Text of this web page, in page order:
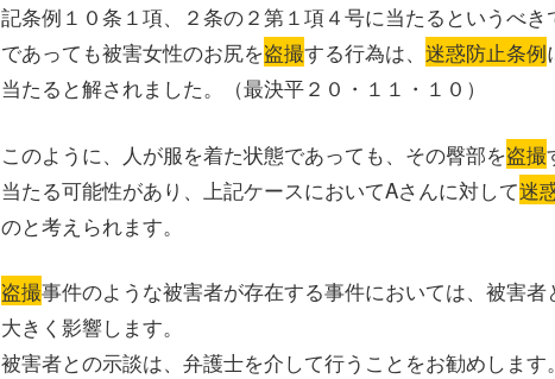
記条例１０条１項、２条の２第１項４号に当たるというべき
であっても被害女性のお尻を盗撮する行為は、 迷惑防止条例
当たると解されました。（最決平２０・１１・１０）
このように、人が服を着た状態であっても、その臀部を盗撮
当たる可能性があり、上記ケースにおいてAさんに対して迷
のと考えられます。
盗撮事件のような被害者が存在する事件においては、被害
大きく影響します。
被害者との示談は、弁護士を介して行うことをお勧めします。